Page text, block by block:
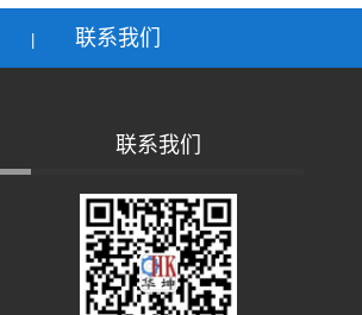
联系我们
联系我们